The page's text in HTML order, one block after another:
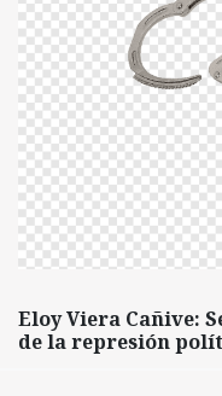
Eloy Viera Cañive:
de la represión